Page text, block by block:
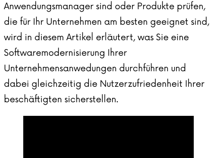
Anwendungsmanager sind oder Produkte prüfen,
die für Ihr Unternehmen am besten geeignet sind,
wird in diesem Artikel erläutert, was Sie eine
Softwaremodernisierung Ihrer
Unternehmensanwedungen durchführen und
dabei gleichzeitig die Nutzerzufriedenheit Ihrer
beschäftigten sicherstellen.